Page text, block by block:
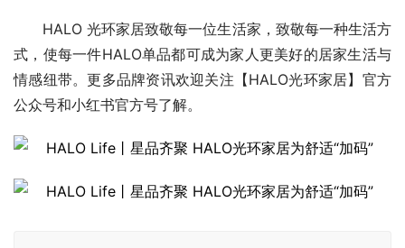
HALO 光环家居致敬每一位生活家，致敬每一种生活方
式，使每一件HALO单品都可成为家人更美好的居家生活与
情感纽带。更多品牌资讯欢迎关注【HALO光环家居】官方
公众号和小红书官方号了解。